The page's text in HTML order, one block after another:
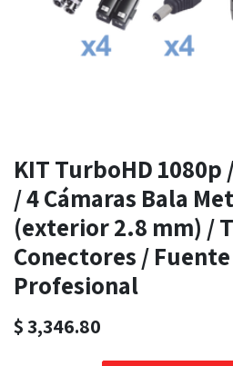
KIT TurboHD 1080p
/ 4 Cámaras Bala
(exterior 2.8 mm) /
Conectores /
Profesional
$3,346.80